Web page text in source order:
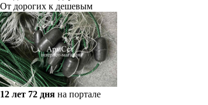
От дорогих к дешевым
12 лет 72 дня на портале